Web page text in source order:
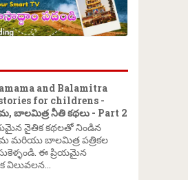
and Balamitra
for childrens -
బాలమిత్ర నీతి కథలు - Part 2
నైతిక కథలతో నిండిన
మరియు బాలమిత్ర పత్రికల
ఈ ప్రియమైన
విలువలన...